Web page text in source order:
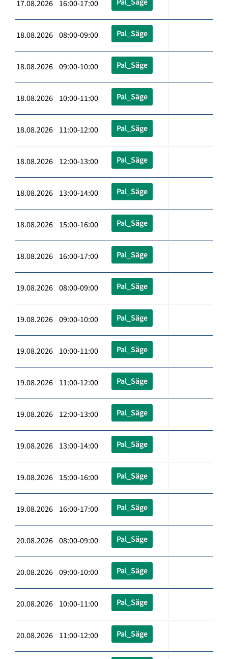
17.08.2026 16:00-17:00
18.08.2026 08:00-09:00 Pal_Säge
18.08.2026 09:00-10:00 Pal_Säge
18.08.2026 10:00-11:00 Pal_Säge
18.08.2026 11:00-12:00 Pal_Säge
18.08.2026 12:00-13:00 Pal_Säge
18.08.2026 13:00-14:00 Pal_Säge
18.08.2026 15:00-16:00 Pal_Säge
18.08.2026 16:00-17:00 Pal_Säge
19.08.2026 08:00-09:00 Pal_Säge
19.08.2026 09:00-10:00 Pal_Säge
19.08.2026 10:00-11:00 Pal_Säge
19.08.2026 11:00-12:00 Pal_Säge
19.08.2026 12:00-13:00 Pal_Säge
19.08.2026 13:00-14:00 Pal_Säge
19.08.2026 15:00-16:00 Pal_Säge
19.08.2026 16:00-17:00 Pal_Säge
20.08.2026 08:00-09:00 Pal_Säge
20.08.2026 09:00-10:00 Pal_Säge
20.08.2026 10:00-11:00 Pal_Säge
20.08.2026 11:00-12:00 Pal_Säge